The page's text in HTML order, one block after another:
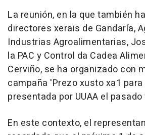
La reunión, en la que también
directores xerais de Gandaría,
Industrias Agroalimentarias,
la PAC y Control da Cadea
Cerviño, se ha organizado con
campaña 'Prezo xusto xa1
presentada por UUAA el
En este contexto, el